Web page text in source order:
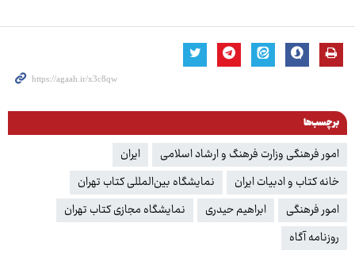
برچسب‌ها
امور فرهنگی وزارت فرهنگ و ارشاد اسلامی
ایران
خانه کتاب و ادبیات ایران
نمایشگاه بین‌المللی کتاب تهران
امور فرهنگی
ابراهیم حیدری
نمایشگاه مجازی کتاب تهران
روزنامه آگاه